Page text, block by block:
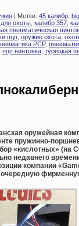
| Метки: 45 калибр
охоты калибр 357
пневматическая
пцп оружие охота
PCP,
пцп винтовка турецкая
оружейная
пружинно-
«кислотных» (на
недавнего
компании